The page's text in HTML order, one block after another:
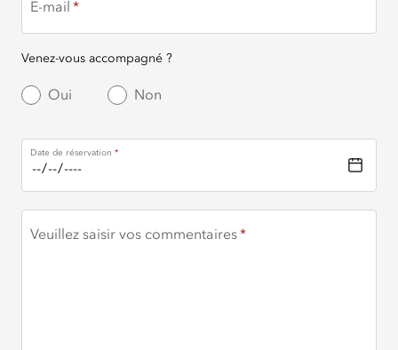
E-mail
Venez-vous accompagné ?
Oui Non
Date de réservation
Veuillez saisir vos commentaires